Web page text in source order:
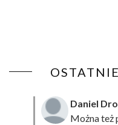
Daniel
Można też